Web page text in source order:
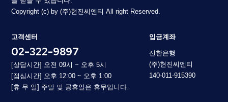
Copyright (c) by (주)현진씨엔티 All right Reserved.
고객센터
02-322-9897
[상담시간] 오전 09시 ~ 오후 5시
[점심시간] 오후 12:00 ~ 오후 1:00
[휴 무 일] 주말 및 공휴일은 휴무입니다.
입금계좌
신한은행
(주)현진씨엔티
140-011-915390